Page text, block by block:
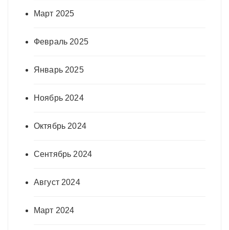
Март 2025
Февраль 2025
Январь 2025
Ноябрь 2024
Октябрь 2024
Сентябрь 2024
Август 2024
Март 2024